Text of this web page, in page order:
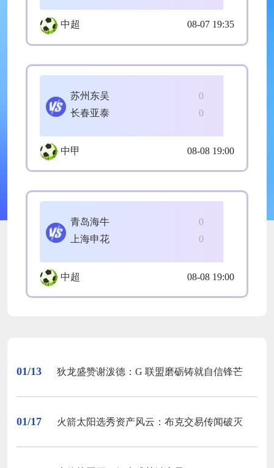
中超 08-07 19:35
0
苏州东吴
0
长春亚泰
中甲 08-08 19:00
0
青岛海牛
0
上海申花
中超 08-08 19:00
01/13 狄龙盛赞谢泼德：G 联盟磨砺铸就自信锋芒
01/17 火箭太阳选秀资产风云：布克交易传闻破灭